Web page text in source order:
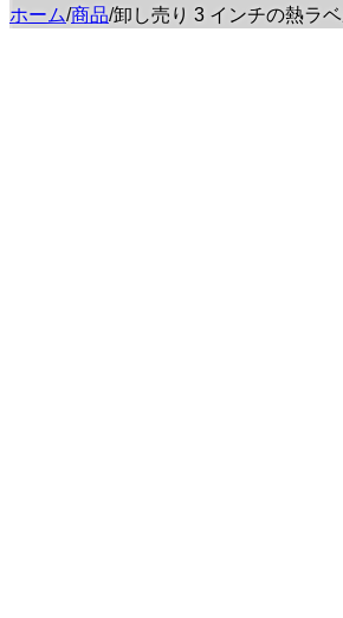
ホーム/商品/卸し売り 3 インチの熱ラ